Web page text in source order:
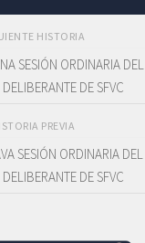
HISTORIA
SESIÓN ORDINARIA DEL
DE SFVC
PREVIA
SESIÓN ORDINARIA DEL
DE SFVC